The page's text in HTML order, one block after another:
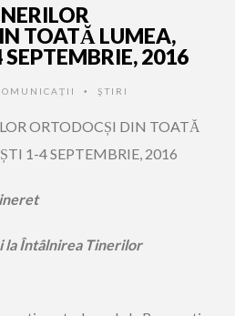
TOATĂ LUMEA,
2016
• ŞTIRI
ORTODOCȘI DIN TOATĂ
1-4 SEPTEMBRIE, 2016
la Întâlnirea Tinerilor